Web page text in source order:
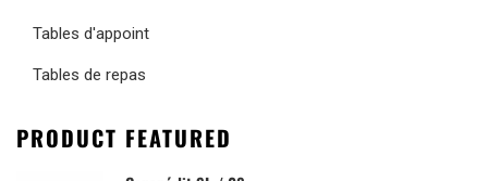
Tables d'appoint
Tables de repas
PRODUCT FEATURED